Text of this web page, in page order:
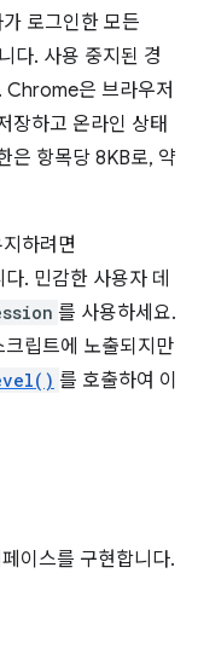
로그인한 모든
다. 사용 중지된 경
Chrome은 브라우저
장하고 온라인 상태
은 항목당 8KB로, 약
하려면
. 민감한 사용자 데
를 사용하세요.
크립트에 노출되지만
를 호출하여 이
이스를 구현합니다.